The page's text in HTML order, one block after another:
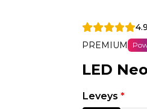
PREMIUM
LED
Leveys *